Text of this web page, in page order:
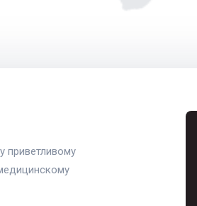
приветливому